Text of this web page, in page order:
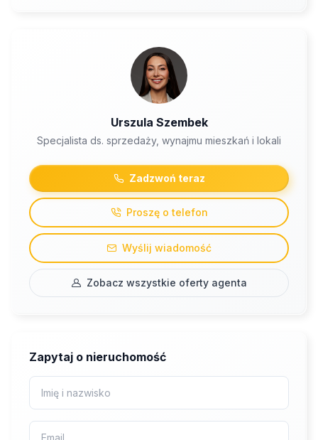
Urszula Szembek
Specjalista ds. sprzedaży, wynajmu mieszkań i lokali
Zadzwoń teraz
Proszę o telefon
Wyślij wiadomość
Zobacz wszystkie oferty agenta
Zapytaj o nieruchomość